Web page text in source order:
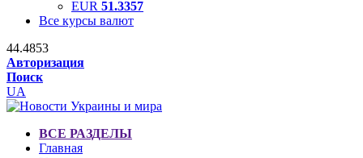
EUR 51.3357
Все курсы валют
44.4853
Авторизация
Поиск
UA
ВСЕ РАЗДЕЛЫ
Главная